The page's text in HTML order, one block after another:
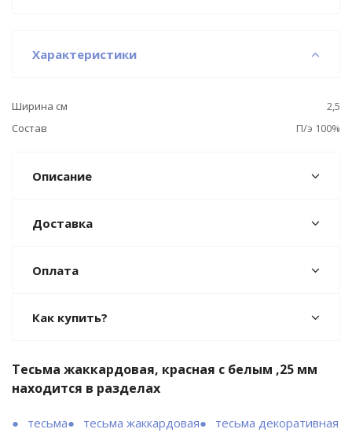
Характеристики
Ширина см
2,5
Состав
П/э 100%
Описание
Доставка
Оплата
Как купить?
Тесьма жаккардовая, красная с белым ,25 мм
находится в разделах
тесьма тесьма жаккардовая тесьма декоративная